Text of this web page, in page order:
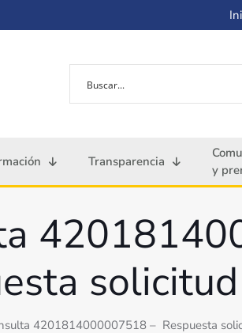
Transparencia
y
solicitud
4201814000007518 – Respuesta